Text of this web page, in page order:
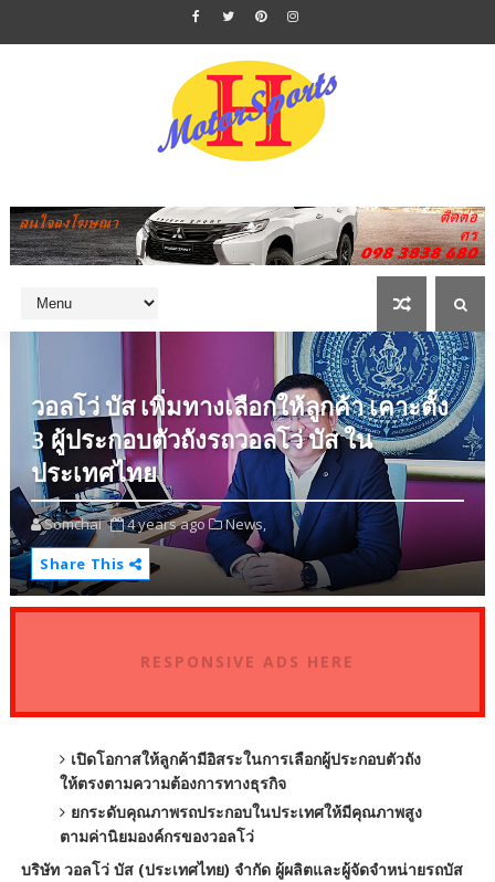
วอลโว่ บัส เพิ่มทางเลือกให้ลูกค้า เคาะตั้ง
3 ผู้ประกอบตัวถังรถวอลโว่ บัส ใน
ประเทศไทย
Somchai 4 years ago
News,
Share This
RESPONSIVE ADS HERE
เปิดโอกาสให้ลูกค้ามีอิสระในการเลือกผู้ประกอบตัวถัง
ให้ตรงตามความต้องการทางธุรกิจ
ยกระดับคุณภาพรถประกอบในประเทศให้มีคุณภาพสูง
ตามค่านิยมองค์กรของวอลโว่
บริษัท วอลโว่ บัส (ประเทศไทย) จำกัด ผู้ผลิตและผู้จัดจำหน่ายรถบัส